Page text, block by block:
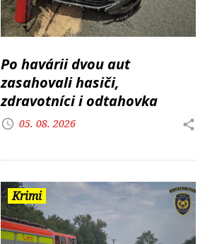
Po havárii dvou aut
zasahovali hasiči,
zdravotníci i odtahovka
05. 08. 2026
Krimi